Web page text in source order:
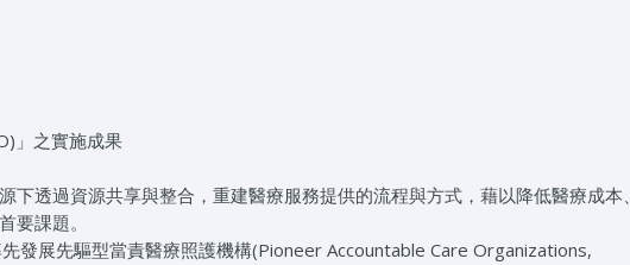
」之實施成果
透過資源共享與整合，重建醫療服務提供的流程與方式，藉以降低醫療成本、
要課題。
發展先驅型當責醫療照護機構(Pioneer Accountable Care Organizations,